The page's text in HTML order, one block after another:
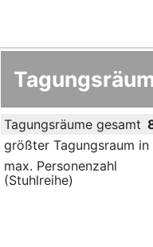
Tagungsräume gesamt
größter Tagungsraum in
max. Personenzahl
(Stuhlreihe)